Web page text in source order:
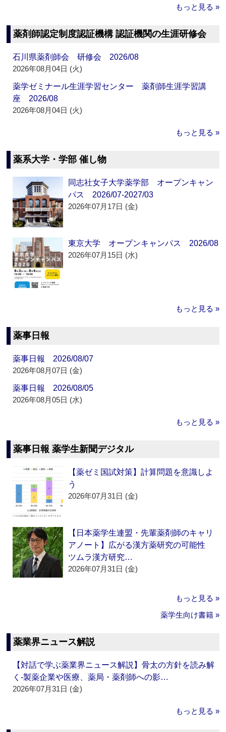
もっと見る »
薬剤師認定制度認証機構 認証機関の生涯研修会
石川県薬剤師会 研修会 2026/08
2026年08月04日 (火)
薬学ゼミナール生涯学習センター 薬剤師生涯学習講
座 2026/08
2026年08月04日 (火)
もっと見る »
薬系大学・学部 催し物
同志社女子大学薬学部 オープンキャン
パス 2026/07-2027/03
2026年07月17日 (金)
東京大学 オープンキャンパス 2026/08
2026年07月15日 (水)
もっと見る »
薬事日報
薬事日報 2026/08/07
2026年08月07日 (金)
薬事日報 2026/08/05
2026年08月05日 (水)
もっと見る »
薬事日報 薬学生新聞デジタル
【薬ゼミ国試対策】計算問題を意識しよ
う
2026年07月31日 (金)
【日本薬学生連盟・先輩薬剤師のキャリ
アノート】広がる漢方薬研究の可能性
ツムラ漢方研究…
2026年07月31日 (金)
もっと見る »
薬学生向け書籍 »
薬業界ニュース解説
【対話で学ぶ薬業界ニュース解説】骨太の方針を読み解
く‐製薬企業や医療、薬局・薬剤師への影…
2026年07月31日 (金)
もっと見る »